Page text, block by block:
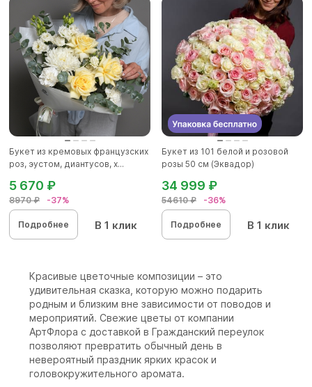
Букет из кремовых французских
роз, эустом, диантусов, х...
8970 ₽ -37%
5 670 ₽
Подробнее В 1 клик
Букет из 101 белой и розовой
розы 50 см (Эквадор)
54610 ₽ -36%
34 999 ₽
Подробнее В 1 клик
Красивые цветочные композиции – это
удивительная сказка, которую можно подарить
родным и близким вне зависимости от поводов и
мероприятий. Свежие цветы от компании
АртФлора с доставкой в Гражданский переулок
позволяют превратить обычный день в
невероятный праздник ярких красок и
головокружительного аромата.